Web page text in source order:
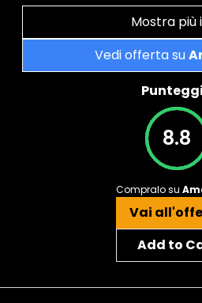
Mostra più
Vedi offerta su
8.8
Compralo su
Vai
Add to